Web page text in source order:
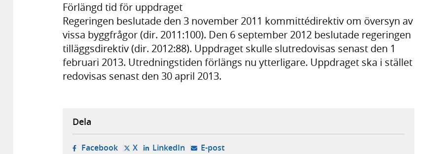
Förlängd tid för uppdraget
Regeringen beslutade den 3 november 2011 kommittédirektiv om översyn av
vissa byggfrågor (dir. 2011:100). Den 6 september 2012 beslutade regeringen
tilläggsdirektiv (dir. 2012:88). Uppdraget skulle slutredovisas senast den 1
februari 2013. Utredningstiden förlängs nu ytterligare. Uppdraget ska i stället
redovisas senast den 30 april 2013.
Dela
Facebook- öppnas i ny flik, extern webbplats,
X- öppnas i ny flik, extern webbplats,
LinkedIn- öppnas i ny flik, extern webbplats,
E-post- öppnar din e-postklient,